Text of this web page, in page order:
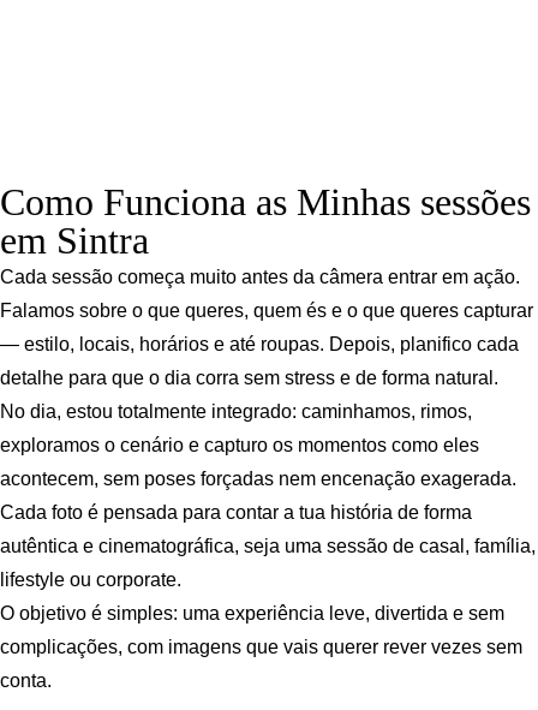
Como Funciona as Minhas sessões
em Sintra
Cada sessão começa muito antes da câmera entrar em ação.
Falamos sobre o que queres, quem és e o que queres capturar
— estilo, locais, horários e até roupas. Depois, planifico cada
detalhe para que o dia corra sem stress e de forma natural.
No dia, estou totalmente integrado: caminhamos, rimos,
exploramos o cenário e capturo os momentos como eles
acontecem, sem poses forçadas nem encenação exagerada.
Cada foto é pensada para contar a tua história de forma
autêntica e cinematográfica, seja uma sessão de casal, família,
lifestyle ou corporate.
O objetivo é simples: uma experiência leve, divertida e sem
complicações, com imagens que vais querer rever vezes sem
conta.